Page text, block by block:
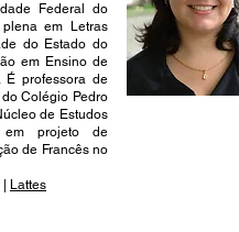
Federal do
em Letras
do Estado do
em Ensino de
É professora de
Colégio Pedro
de Estudos
em projeto de
de Francês no
Lattes